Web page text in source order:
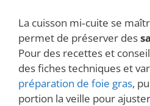
La cuisson mi‑cuite se
permet de préserver des
Pour des recettes et
des fiches techniques et
préparation de foie gras,
portion la veille pour